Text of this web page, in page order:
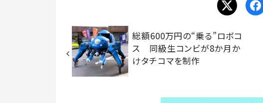
総額600万円の“乗る”ロボコ
ス 同級生コンビが8か月か
けタチコマを制作